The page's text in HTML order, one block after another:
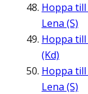
Hoppa till
Lena (S)
Hoppa till
(Kd)
Hoppa till
Lena (S)